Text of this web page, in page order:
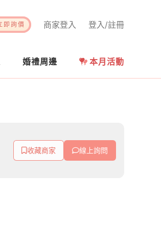
登入/註冊
商家登入
即詢價
婚禮周邊 本月活動
收藏商家 線上詢問